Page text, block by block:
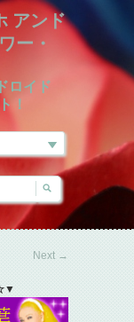
アンド
ー・
ロイド
！
Next →